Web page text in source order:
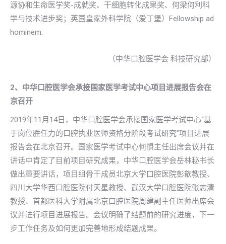
源协和生命医学奖-成就奖、干细胞转化成果奖、何梁何利科
学与技术进步奖；英国皇家外科学院（爱丁堡）Fellowship ad
hominem.
（中华口腔医学会 科技研究部）
2、中华口腔医学会承接国家医学考试中心项目进展报告会在
京召开
2019年11月14日，中华口腔医学会承接国家医学考试中心“基
于岗位胜任力的口腔执业医师资格分阶段考试研究”项目进展
报告会在北京召开。国家医学考试中心何惧主任出席会议并在
讲话中肯定了目前项目研究成果，中华口腔医学会岳林秘书长
做出重要讲话，项目组骨干成员北京大学口腔医院彭歆教授、
四川大学华西口腔医院付天星教授、武汉大学口腔医院张志清
教授、首都医科大学附属北京口腔医院周建副主任医师出席会
议并进行项目进展报告。会议明确了结题前的研究进度，下一
步工作任务及如何更加完善地形成结题成果。